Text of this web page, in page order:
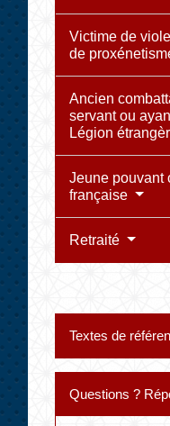
Victime de
de
Ancien
servant ou
Légion
Jeune pouvant
française
Retraité
Textes de
Questions ?